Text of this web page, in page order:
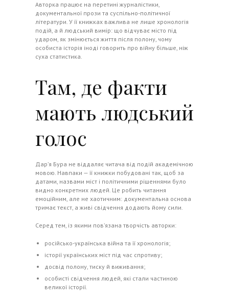
Авторка працює на перетині журналістики,
документальної прози та суспільно-політичної
літератури. У її книжках важлива не лише хронологія
подій, а й людський вимір: що відчуває місто під
ударом, як змінюється життя після полону, чому
особиста історія іноді говорить про війну більше, ніж
суха статистика.
Там, де факти
мають людський
голос
Дар’я Бура не віддаляє читача від подій академічною
мовою. Навпаки — її книжки побудовані так, щоб за
датами, назвами міст і політичними рішеннями було
видно конкретних людей. Це робить читання
емоційним, але не хаотичним: документальна основа
тримає текст, а живі свідчення додають йому сили.
Серед тем, із якими пов’язана творчість авторки:
російсько-українська війна та її хронологія;
історії українських міст під час спротиву;
досвід полону, тиску й виживання;
особисті свідчення людей, які стали частиною
великої історії.